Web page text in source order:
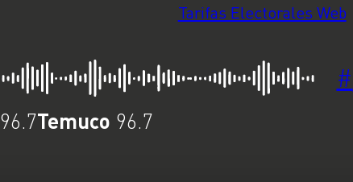
Tarifas Electorales Web
#
96.7Temuco 96.7